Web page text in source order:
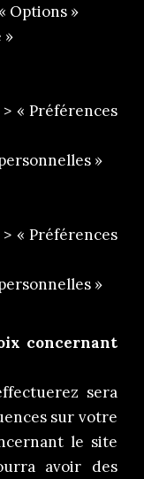
Options »
»
« Préférences
»
« Préférences
»
concernant
sera
sur votre
le site
avoir des